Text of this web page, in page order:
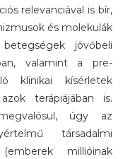
relevanciával is bír,
és molekulák
jövőbeli
valamint a pre-
klinikai kísérletek
terápiájában is.
úgy az
társadalmi
millióinak